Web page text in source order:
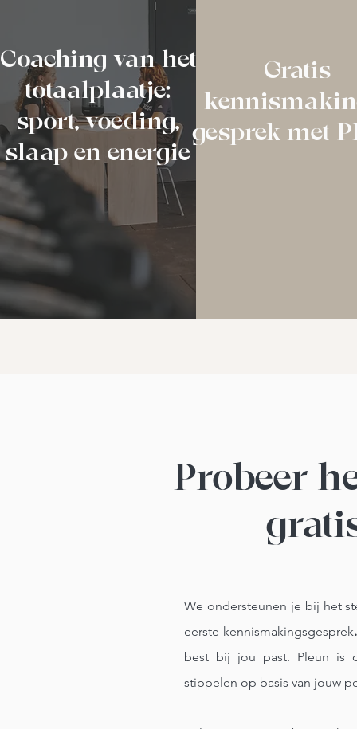
Coaching van het
totaalplaatje:
sport, voeding,
slaap en energie
Gratis
gesprek met
Probeer
We ondersteunen je bij het
eerste kennismakingsgesprek
best bij jou past. Pleun is
stippelen op basis van jouw